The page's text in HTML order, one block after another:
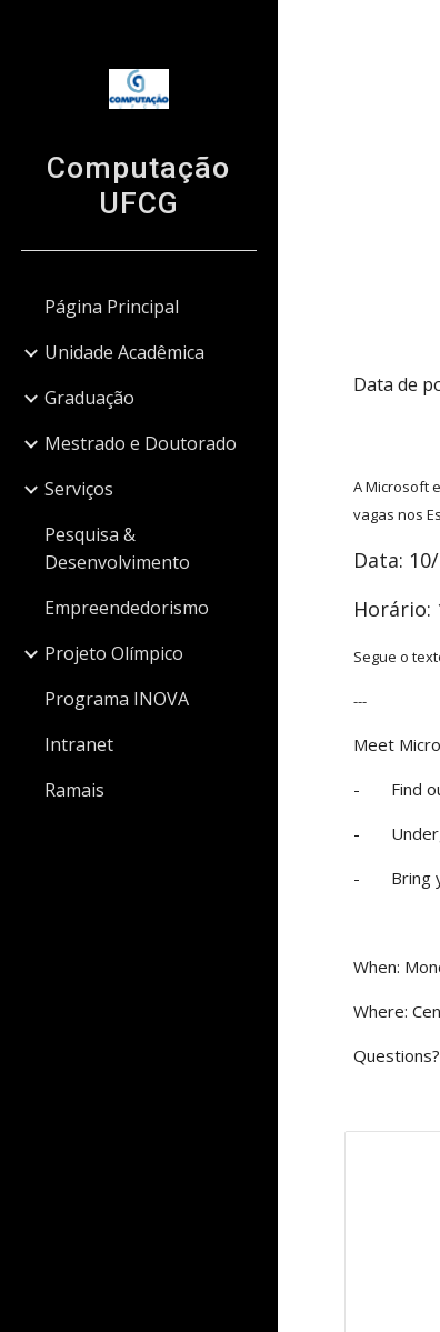
Computação
UFCG
Página Principal
Unidade Acadêmica
Graduação
Mestrado e Doutorado
Serviços
Pesquisa &
Desenvolvimento
Empreendedorismo
Projeto Olímpico
Programa INOVA
Intranet
Ramais
Data de
A Microsoft
vagas nos
Data:
Horário:
Segue o
---
Meet
- Find out
-
- Bring
When:
Where: